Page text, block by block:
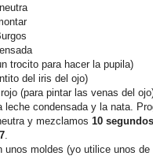
trocito para hacer la pupila)
del iris del ojo)
(para pintar las venas del
leche condensada y la nata.
y mezclamos 10
unos moldes (yo utilice unos